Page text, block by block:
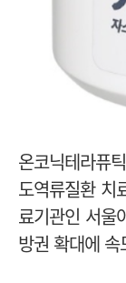
온코닉테라퓨
도역류질환 치
료기관인 서울
방권 확대에